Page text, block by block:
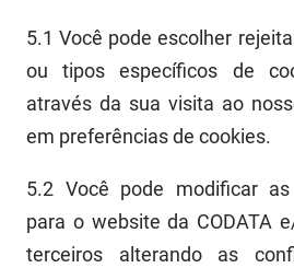
5.1Você pode escolher
ou tipos específicos de
através da sua visita ao
em preferências de cookies.
5.2 Você pode modificar
para o websiteda CODATA
terceiros alterando as